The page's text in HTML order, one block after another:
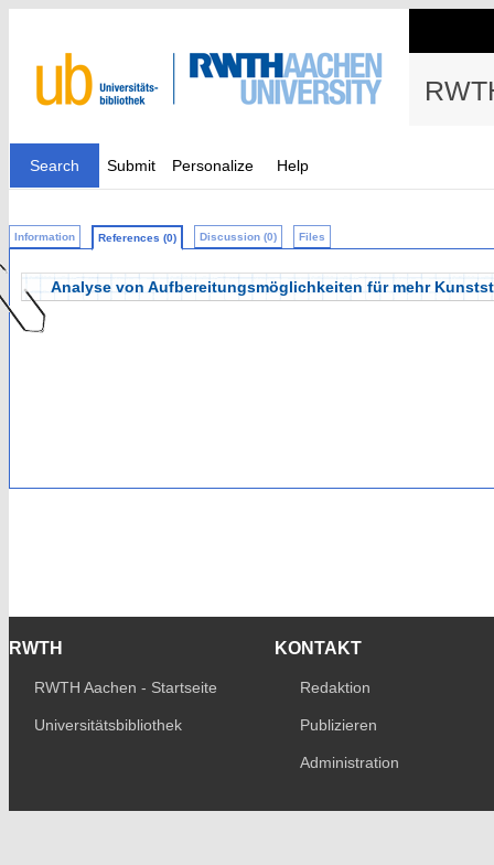
Search Submit Personalize Help
Information References (0) Discussion (0) Files
Analyse von Aufbereitungsmöglichkeiten für mehr
RWTH
RWTH Aachen - Startseite
Universitätsbibliothek
KONTAKT
Redaktion
Publizieren
Administration